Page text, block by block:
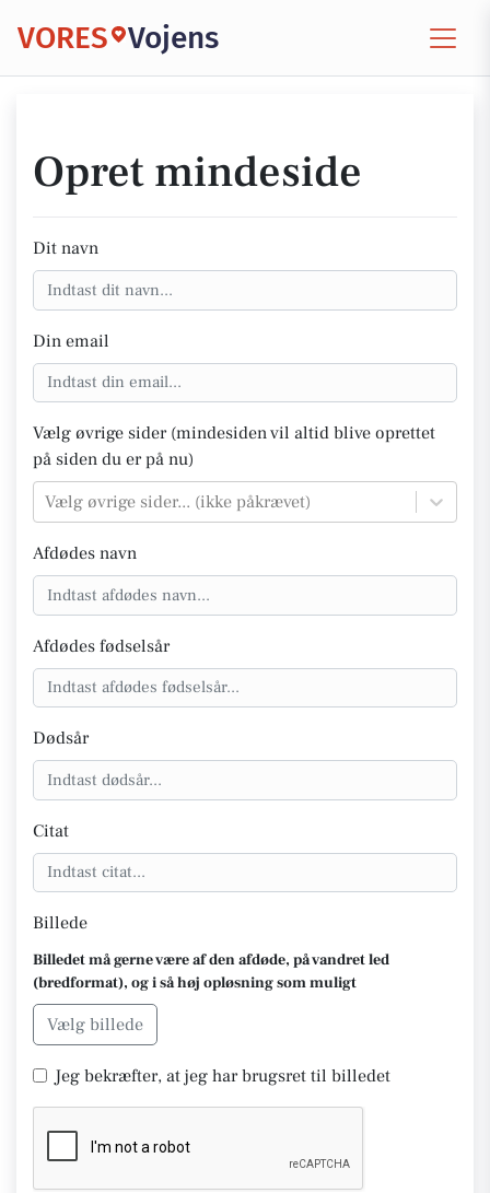
VORES Vojens
Opret mindeside
Dit navn
Din email
Vælg øvrige sider (mindesiden vil altid blive oprettet
på siden du er på nu)
Vælg øvrige sider... (ikke påkrævet)
Afdødes navn
Afdødes fødselsår
Dødsår
Citat
Billede
Billedet må gerne være af den afdøde, på vandret led
(bredformat), og i så høj opløsning som muligt
Vælg billede
Jeg bekræfter, at jeg har brugsret til billedet